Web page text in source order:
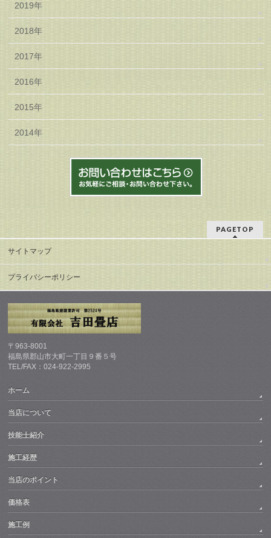
2019年
2018年
2017年
2016年
2015年
2014年
PAGETOP
サイトマップ
プライバシーポリシー
〒963-8001
福島県郡山市大町一丁目９番５号
TEL/FAX：024-922-2995
ホーム
当店について
技能士紹介
施工経歴
当店のポイント
価格表
施工例